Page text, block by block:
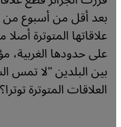
بعد أقل من أسبوع من
علاقاتها المتوترة
على حدودها الغربية،
بين البلدين "لا تمس
العلاقات المتوترة توترا؟